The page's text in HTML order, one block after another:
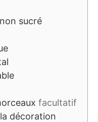
sucré
facultatif
décoration